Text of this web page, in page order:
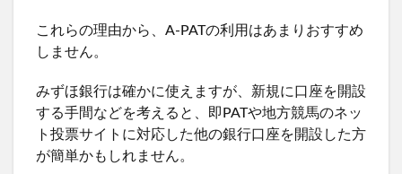
これらの理由から、A-PATの利用はあまりおすすめ
しません。
みずほ銀行は確かに使えますが、新規に口座を開設
する手間などを考えると、即PATや地方競馬のネッ
ト投票サイトに対応した他の銀行口座を開設した方
が簡単かもしれません。